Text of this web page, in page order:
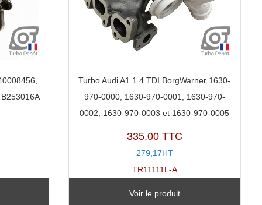
Turbo Audi A1 1.4 TDI BorgWarner 1630-
970-0000, 1630-970-0001, 1630-970-
0002, 1630-970-0003 et 1630-970-0005
335,00 TTC
279,17HT
TR11111L-A
Voir le produit